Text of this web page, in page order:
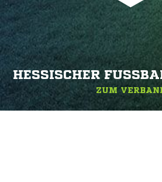
HESSISCHER
ZUM